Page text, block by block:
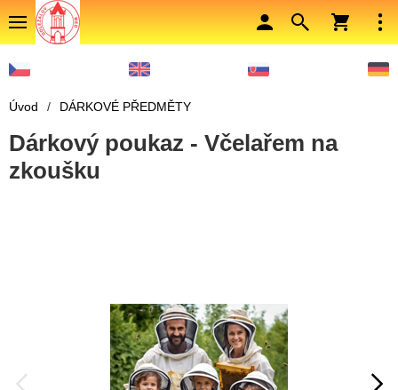
Úvod / DÁRKOVÉ PŘEDMĚTY
Dárkový poukaz - Včelařem na
zkoušku